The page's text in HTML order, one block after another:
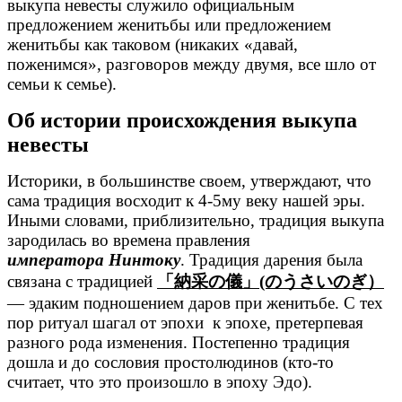
выкупа невесты служило официальным
предложением женитьбы или предложением
женитьбы как таковом (никаких «давай,
поженимся», разговоров между двумя, все шло от
семьи к семье).
Об истории происхождения выкупа
невесты
Историки, в большинстве своем, утверждают, что
сама традиция восходит к 4-5му веку нашей эры.
Иными словами, приблизительно, традиция выкупа
зародилась во времена правления
императора Нинтоку. Традиция дарения была
связана с традицией
「納采の儀」(のうさいのぎ）
— эдаким подношением даров при женитьбе. С тех
пор ритуал шагал от эпохи к эпохе, претерпевая
разного рода изменения. Постепенно традиция
дошла и до сословия простолюдинов (кто-то
считает, что это произошло в эпоху Эдо).